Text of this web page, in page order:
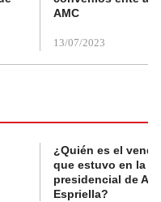
AMC
13/07/2023
¿Quién es el
que estuvo en la
presidencial de
Espriella?